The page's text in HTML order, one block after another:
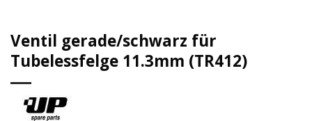
Ventil gerade/schwarz für
Tubelessfelge 11.3mm (TR412)